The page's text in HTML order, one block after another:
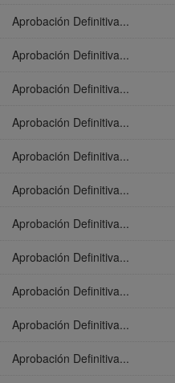
Aprobación Definitiva...
Aprobación Definitiva...
Aprobación Definitiva...
Aprobación Definitiva...
Aprobación Definitiva...
Aprobación Definitiva...
Aprobación Definitiva...
Aprobación Definitiva...
Aprobación Definitiva...
Aprobación Definitiva...
Aprobación Definitiva...